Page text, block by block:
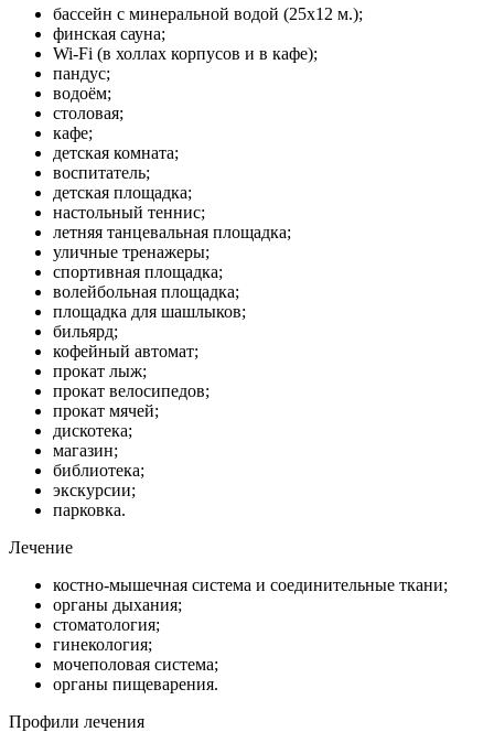
бассейн с минеральной водой (25х12 м.);
финская сауна;
Wi-Fi (в холлах корпусов и в кафе);
пандус;
водоём;
столовая;
кафе;
детская комната;
воспитатель;
детская площадка;
настольный теннис;
летняя танцевальная площадка;
уличные тренажеры;
спортивная площадка;
волейбольная площадка;
площадка для шашлыков;
бильярд;
кофейный автомат;
прокат лыж;
прокат велосипедов;
прокат мячей;
дискотека;
магазин;
библиотека;
экскурсии;
парковка.
Лечение
костно-мышечная система и соединительные ткани;
органы дыхания;
стоматология;
гинекология;
мочеполовая система;
органы пищеварения.
Профили лечения